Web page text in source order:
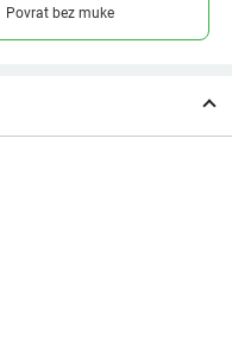
Povrat bez muke